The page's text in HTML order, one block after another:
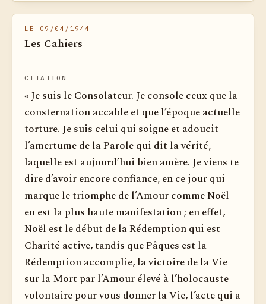
LE 09/04/1944
Les Cahiers
CITATION
« Je suis le Consolateur. Je console ceux que la
consternation accable et que l’époque actuelle
torture. Je suis celui qui soigne et adoucit
l’amertume de la Parole qui dit la vérité,
laquelle est aujourd’hui bien amère. Je viens te
dire d’avoir encore confiance, en ce jour qui
marque le triomphe de l’Amour comme Noël
en est la plus haute manifestation ; en effet,
Noël est le début de la Rédemption qui est
Charité active, tandis que Pâques est la
Rédemption accomplie, la victoire de la Vie
sur la Mort par l’Amour élevé à l’holocauste
volontaire pour vous donner la Vie, l’acte qui a